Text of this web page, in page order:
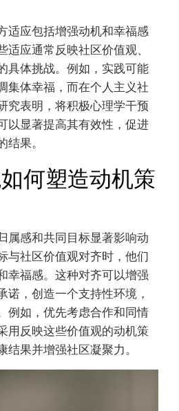
适应包括增强动机和幸福感
应通常反映社区价值观、
具体挑战。例如，实践可能
集体幸福，而在个人主义社
究表明，将积极心理学干预
以显著提高其有效性，促进
果。
何塑造动机策
属感和共同目标显著影响动
与社区价值观对齐时，他们
幸福感。这种对齐可以增强
诺，创造一个支持性环境，
例如，优先考虑合作和同情
用反映这些价值观的动机策
果并增强社区凝聚力。